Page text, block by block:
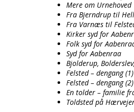
Mere om Urnehoved
Fra Bjerndrup til
Fra Varnæs til
Kirker syd for
Folk syd for
Syd for Aabenraa
Bjolderup,
Felsted – dengang (1)
Felsted – dengang (2)
En tolder – familie
Toldsted på